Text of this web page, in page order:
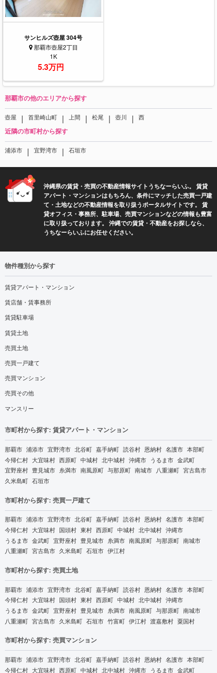
サンヒルズ壺屋 304号
那覇市壺屋2丁目
1K
5.3万円
那覇市の他のエリアから探す
壺屋 ｜ 首里崎山町 ｜ 上間 ｜ 松尾 ｜ 壺川 ｜ 西
近隣の市町村から探す
浦添市 ｜ 宜野湾市 ｜ 石垣市
沖縄県の賃貸・売買の不動産情報サイトうちなーらいふ。 賃貸
アパート・マンションはもちろん、条件にマッチした売買一戸建
て・土地などの不動産情報を取り扱うポータルサイトです。 賃
貸オフィス・事務所、駐車場、売買マンションなどの情報も豊富
に取り扱っております。 沖縄での賃貸・不動産をお探しなら、
うちなーらいふにお任せください。
物件種別から探す
賃貸アパート・マンション
賃店舗・賃事務所
賃貸駐車場
賃貸土地
売買土地
売買一戸建て
売買マンション
売買その他
マンスリー
市町村から探す: 賃貸アパート・マンション
那覇市 浦添市 宜野湾市 北谷町 嘉手納町 読谷村 恩納村 名護市 本部町
今帰仁村 大宜味村 西原町 中城村 北中城村 沖縄市 うるま市 金武町
宜野座村 豊見城市 糸満市 南風原町 与那原町 南城市 八重瀬町 宮古島市
久米島町 石垣市
市町村から探す: 売買一戸建て
那覇市 浦添市 宜野湾市 北谷町 嘉手納町 読谷村 恩納村 名護市 本部町
今帰仁村 大宜味村 国頭村 東村 西原町 中城村 北中城村 沖縄市
うるま市 金武町 宜野座村 豊見城市 糸満市 南風原町 与那原町 南城市
八重瀬町 宮古島市 久米島町 石垣市 伊江村
市町村から探す: 売買土地
那覇市 浦添市 宜野湾市 北谷町 嘉手納町 読谷村 恩納村 名護市 本部町
今帰仁村 大宜味村 国頭村 東村 西原町 中城村 北中城村 沖縄市
うるま市 金武町 宜野座村 豊見城市 糸満市 南風原町 与那原町 南城市
八重瀬町 宮古島市 久米島町 石垣市 竹富町 伊江村 渡嘉敷村 粟国村
市町村から探す: 売買マンション
那覇市 浦添市 宜野湾市 北谷町 嘉手納町 読谷村 恩納村 名護市 本部町
今帰仁村 大宜味村 西原町 中城村 北中城村 沖縄市 うるま市 金武町